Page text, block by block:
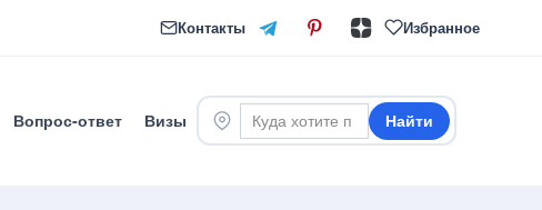
Контакты Избранное
Вопрос-ответ Визы Найти